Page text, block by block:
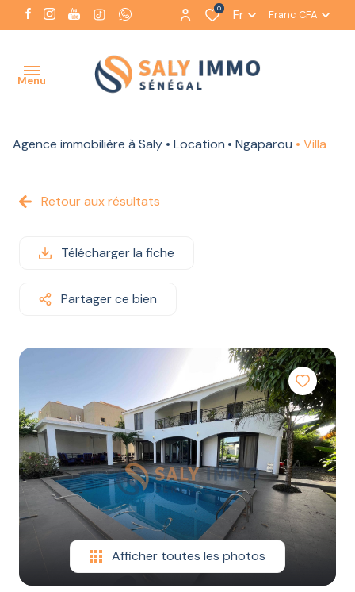
0 Fr Franc CFA
Menu
ACCUEIL
AGENCE
BIENS
VENTE
À LA
CONSTRUCTION
ESTIMATION
CONTACT
BLOG
Agence immobilière à Saly Location Ngaparou Villa
Retour aux résultats
Télécharger la fiche
Partager ce bien
Afficher toutes les photos